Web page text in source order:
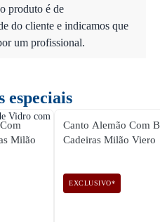
produto é de
do cliente e indicamos que
um profissional.
especiais
Milão
Canto Alemão Com
Cadeiras Milão Viero
EXCLUSIVO*